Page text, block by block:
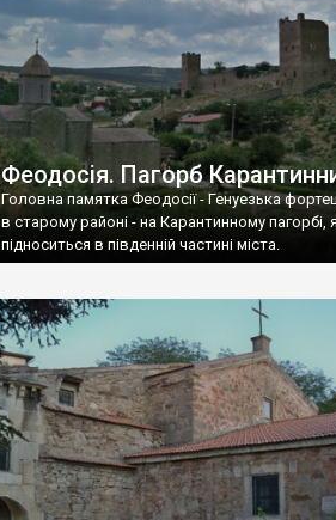
Феодосія. Пагорб
Головна памятка Феодосії - Генуезька
в старому районі - на Карантинному пагорбі,
підноситься в південній частині міста.